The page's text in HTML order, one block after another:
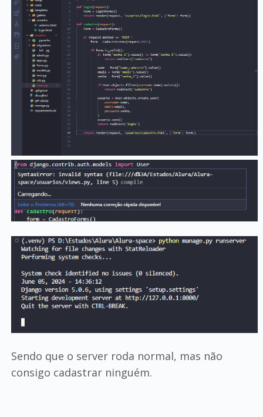
Sendo que o server roda normal, mas não
consigo cadastrar ninguém.